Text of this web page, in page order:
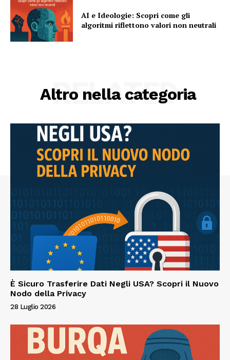
AI e Ideologie: Scopri come gli
algoritmi riflettono valori non neutrali
Altro nella categoria
RELATED
È Sicuro Trasferire Dati Negli USA? Scopri il Nuovo
Nodo della Privacy
28 Luglio 2026